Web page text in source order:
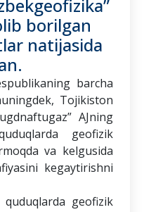
borilgan
natijasida
barcha
Tojikiston
AJning
geofizik
va kelgusida
kegaytirishni
quduqlarda geofizik